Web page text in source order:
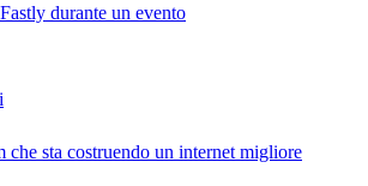
durante un evento
che sta costruendo un internet migliore